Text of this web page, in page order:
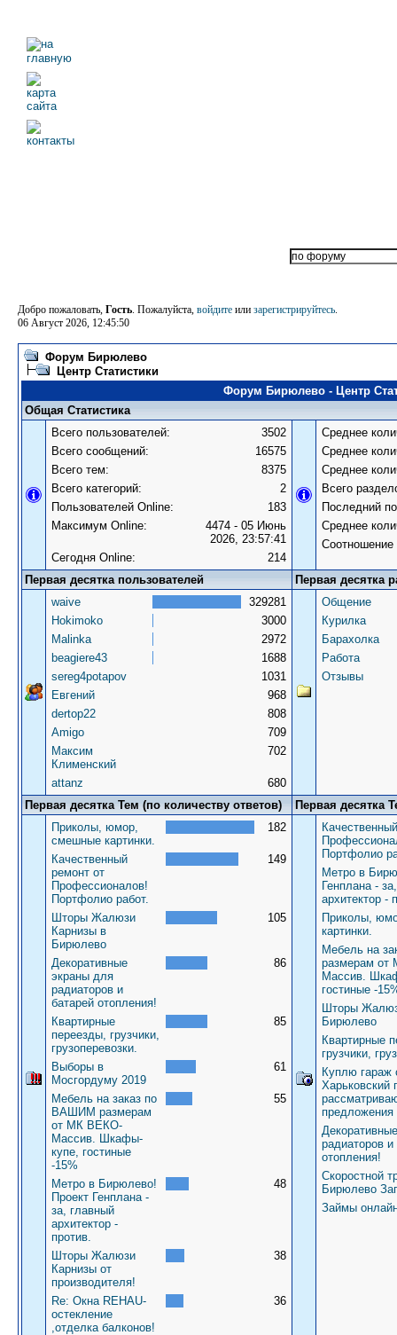
Добро пожаловать, Гость. Пожалуйста, войдите или зарегистрируйтесь.
06 Август 2026, 12:45:50
Форум Бирюлево
Центр Статистики
Форум Бирюлево - Центр
Общая Статистика
Всего пользователей:
3502
Всего сообщений:
16575
Всего тем:
8375
Всего категорий:
2
Пользователей Online:
183
Максимум Online:
4474 - 05 Июнь
2026, 23:57:41
Сегодня Online:
214
Среднее
Среднее
Среднее
Всего
Последний
Среднее
Первая десятка пользователей
Первая десятка
waive
329281
Hokimoko
3000
Malinka
2972
beagiere43
1688
sereg4potapov
1031
Евгений
968
dertop22
808
Amigo
709
Максим
Клименский
702
attanz 680
Общение
Курилка
Барахолка
Работа
Отзывы
Первая десятка Тем (по количеству ответов)
Первая десятка
Приколы, юмор,
смешные картинки.
182
Качественный
ремонт от
Профессионалов!
Портфолио работ.
149
Шторы Жалюзи
Карнизы в
Бирюлево
105
Декоративные
экраны для
радиаторов и
батарей отопления!
86
Квартирные
переезды, грузчики,
грузоперевозки.
85
Выборы в
Мосгордуму 2019
61
Мебель на заказ по
ВАШИМ размерам
от МК ВЕКО-
Массив. Шкафы-
купе, гостиные
-15%
55
Метро в Бирюлево!
Проект Генплана -
за, главный
архитектор -
против.
48
Шторы Жалюзи
Карнизы от
производителя!
38
Re: Окна REHAU-
остекление
,отделка балконов!
36
Портфолио
Метро в
Генплана -
архитектор -
Приколы,
картинки.
Мебель на
размерам
Массив.
гостиные -
Шторы
Бирюлево
Квартирные
грузчики,
Куплю гараж
Харьковский
предложения
радиаторов и
отопления!
Скоростной
Бирюлево
Займы